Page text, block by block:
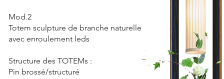
Mod.2
Totem sculpture de branche naturelle
avec enroulement leds
Structure des TOTEMs :
Pin brossé/structuré